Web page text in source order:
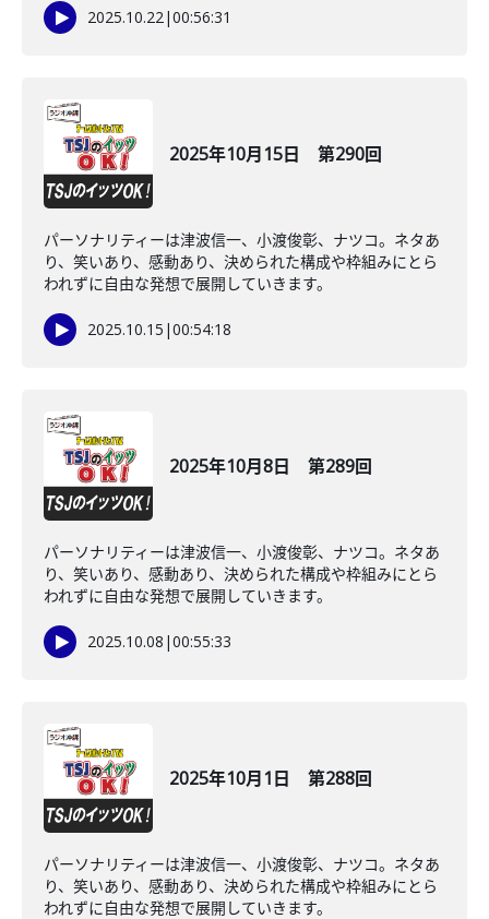
2025.10.22|00:56:31
2025年10月15日 第290回
パーソナリティーは津波信一、小渡俊彰、ナツコ。ネタあ
り、笑いあり、感動あり、決められた構成や枠組みにとら
われずに自由な発想で展開していきます。
2025.10.15 |00:54:18
2025年10月8日 第289回
パーソナリティーは津波信一、小渡俊彰、ナツコ。ネタあ
り、笑いあり、感動あり、決められた構成や枠組みにとら
われずに自由な発想で展開していきます。
2025.10.08 |00:55:33
2025年10月1日 第288回
パーソナリティーは津波信一、小渡俊彰、ナツコ。ネタあ
り、笑いあり、感動あり、決められた構成や枠組みにとら
われずに自由な発想で展開していきます。